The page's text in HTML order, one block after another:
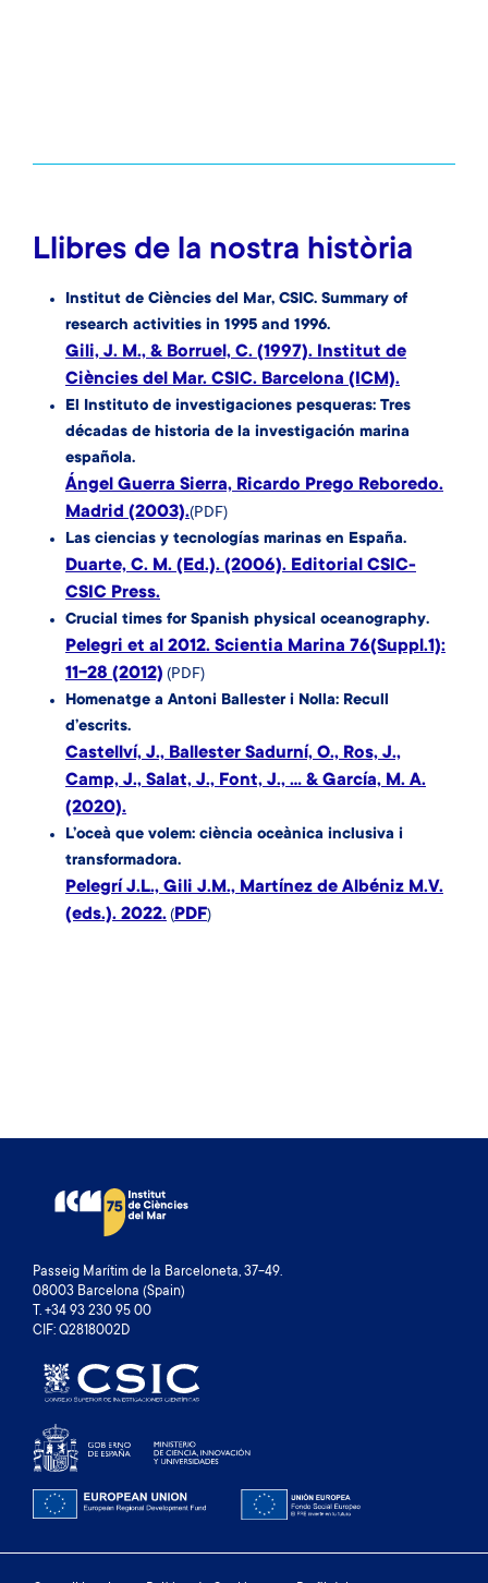
Llibres de la nostra història
Institut de Ciències del Mar, CSIC. Summary of
research activities in 1995 and 1996.
Gili, J. M., & Borruel, C. (1997). Institut de
Ciències del Mar. CSIC. Barcelona (ICM).
El Instituto de investigaciones pesqueras: Tres
décadas de historia de la investigación marina
española.
Ángel Guerra Sierra, Ricardo Prego Reboredo.
Madrid (2003).(PDF)
Las ciencias y tecnologías marinas en España.
Duarte, C. M. (Ed.). (2006). Editorial CSIC-
CSIC Press.
Crucial times for Spanish physical oceanography.
Pelegri et al 2012. Scientia Marina 76(Suppl.1):
11-28 (2012) (PDF)
Homenatge a Antoni Ballester i Nolla: Recull
d’escrits.
Castellví, J., Ballester Sadurní, O., Ros, J.,
Camp, J., Salat, J., Font, J., ... & García, M. A.
(2020).
L’oceà que volem: ciència oceànica inclusiva i
transformadora.
Pelegrí J.L., Gili J.M., Martínez de Albéniz M.V.
(eds.). 2022.(PDF)
Passeig Marítim de la Barceloneta, 37-49.
08003 Barcelona (Spain)
T. +34 93 230 95 00
CIF: Q2818002D